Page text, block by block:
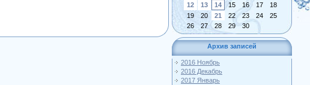
12
13 14 15 16 17
18
19
20 21 22 23 24
25
26
27 28 29 30
Архив записей
2016 Ноябрь
2016 Декабрь
2017 Январь